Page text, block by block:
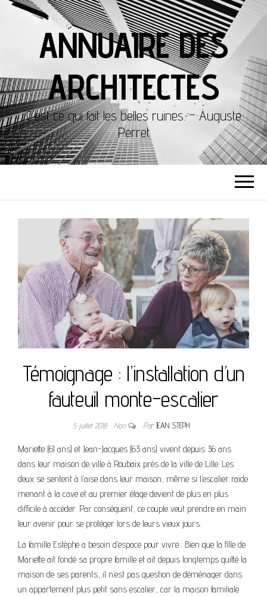
ANNUAIRE DES
ARCHITECTES
C'est ce qui fait les belles ruines. – Auguste
Perret
Témoignage : l’installation d’un
fauteuil monte-escalier
5 juillet 2018 Non ParJEAN STEPH
Mariette (61 ans) et Jean-Jacques (63 ans) vivent depuis 36 ans
dans leur maison de ville à Roubaix près de la ville de Lille. Les
deux se sentent à l’aise dans leur maison, même si l’escalier raide
menant à la cave et au premier étage devient de plus en plus
difficile à accéder. Par conséquent, ce couple veut prendre en main
leur avenir pour se protéger lors de leurs vieux jours.
La famille Estèphe a besoin d’espace pour vivre : Bien que la fille de
Mariette ait fondé sa propre famille et ait depuis longtemps quitté la
maison de ses parents, il n’est pas question de déménager dans
un appartement plus petit sans escalier, car la maison familiale